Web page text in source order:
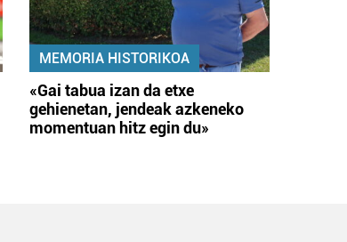
MEMORIA HISTORIKOA
«Gai tabua izan da etxe
gehienetan, jendeak azkeneko
momentuan hitz egin du»